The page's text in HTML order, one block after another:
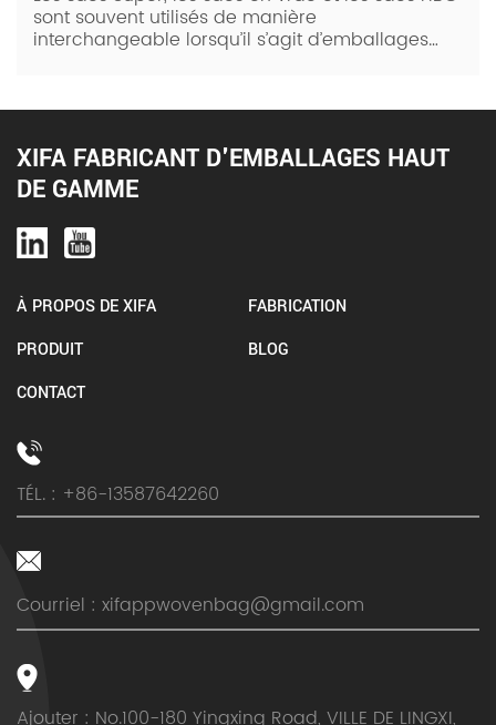
sont souvent utilisés de manière
interchangeable lorsqu’il s’agit d’emballages
des matériaux, des dimensions et des normes
différentes différences pour sélectionner la
solution d’emballage adaptée aux besoins de
votre entreprise. Lisez la suite pour en savoir
XIFA FABRICANT D'EMBALLAGES HAUT
DE GAMME
À PROPOS DE XIFA
FABRICATION
PRODUIT
BLOG
CONTACT
TÉL. : +86-13587642260
Courriel : xifappwovenbag@gmail.com
Ajouter : No.100-180 Yingxing Road, VILLE DE LINGXI,